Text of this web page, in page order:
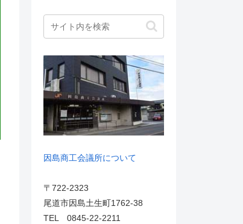
因島商工会議所について
〒722-2323
尾道市因島土生町1762-38
TEL 0845-22-2211